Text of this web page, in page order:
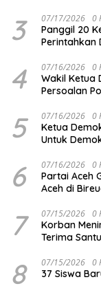
3 07/17/2026 0
Panggil 20
Perintahkan
4 07/16/2026 0
Wakil Ketua
Persoalan
5 07/16/2026 0
Ketua
Untuk
6 07/16/2026 0
Partai Aceh
Aceh di
7 07/15/2026 0
Korban
Terima
8 07/15/2026 0
37 Siswa